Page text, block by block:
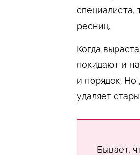
специалиста,
ресниц.
Когда
покидают и
и порядок.
удаляет
Бывает,